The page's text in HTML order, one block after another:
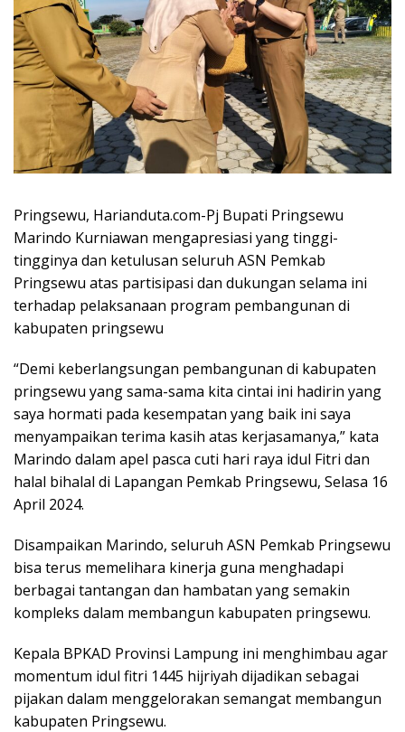
Pringsewu, Harianduta.com-Pj Bupati Pringsewu
Marindo Kurniawan mengapresiasi yang tinggi-
tingginya dan ketulusan seluruh ASN Pemkab
Pringsewu atas partisipasi dan dukungan selama ini
terhadap pelaksanaan program pembangunan di
kabupaten pringsewu
“Demi keberlangsungan pembangunan di kabupaten
pringsewu yang sama-sama kita cintai ini hadirin yang
saya hormati pada kesempatan yang baik ini saya
menyampaikan terima kasih atas kerjasamanya,” kata
Marindo dalam apel pasca cuti hari raya idul Fitri dan
halal bihalal di Lapangan Pemkab Pringsewu, Selasa 16
April 2024.
Disampaikan Marindo, seluruh ASN Pemkab Pringsewu
bisa terus memelihara kinerja guna menghadapi
berbagai tantangan dan hambatan yang semakin
kompleks dalam membangun kabupaten pringsewu.
Kepala BPKAD Provinsi Lampung ini menghimbau agar
momentum idul fitri 1445 hijriyah dijadikan sebagai
pijakan dalam menggelorakan semangat membangun
kabupaten Pringsewu.